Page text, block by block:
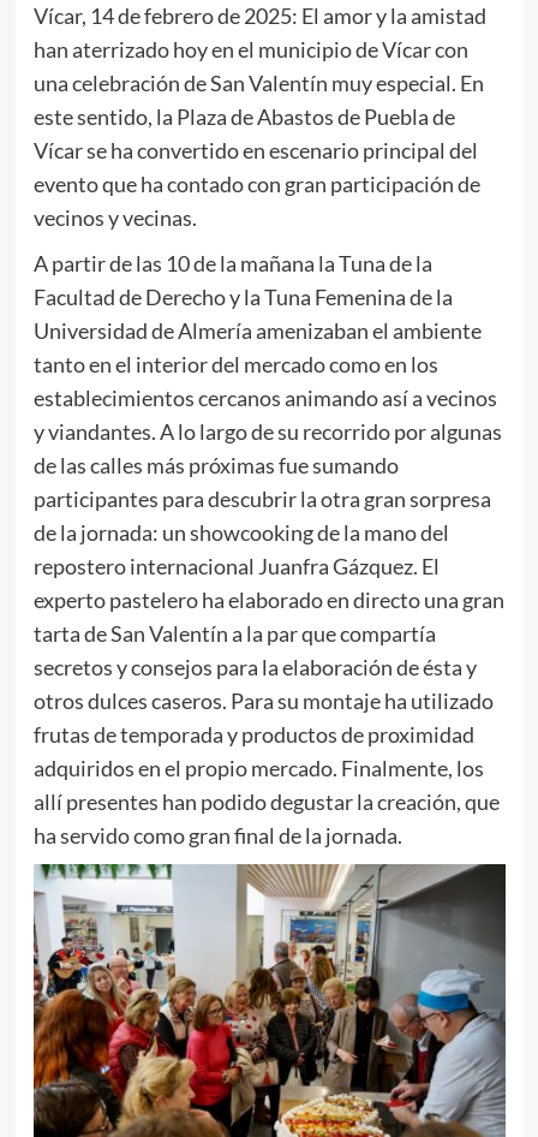
Vícar, 14 de febrero de 2025: El amor y la amistad
han aterrizado hoy en el municipio de Vícar con
una celebración de San Valentín muy especial. En
este sentido, la Plaza de Abastos de Puebla de
Vícar se ha convertido en escenario principal del
evento que ha contado con gran participación de
vecinos y vecinas.
A partir de las 10 de la mañana la Tuna de la
Facultad de Derecho y la Tuna Femenina de la
Universidad de Almería amenizaban el ambiente
tanto en el interior del mercado como en los
establecimientos cercanos animando así a vecinos
y viandantes. A lo largo de su recorrido por algunas
de las calles más próximas fue sumando
participantes para descubrir la otra gran sorpresa
de la jornada: un showcooking de la mano del
repostero internacional Juanfra Gázquez. El
experto pastelero ha elaborado en directo una gran
tarta de San Valentín a la par que compartía
secretos y consejos para la elaboración de ésta y
otros dulces caseros. Para su montaje ha utilizado
frutas de temporada y productos de proximidad
adquiridos en el propio mercado. Finalmente, los
allí presentes han podido degustar la creación, que
ha servido como gran final de la jornada.